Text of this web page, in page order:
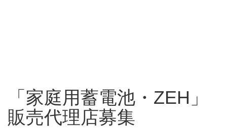
「家庭用蓄電池・ZEH」
販売代理店募集